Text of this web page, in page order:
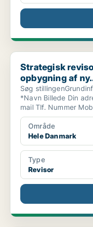
Strategisk revisor og
Strategisk
opbygning af
Søg
*Navn Billede Din adresse Adresse *Postnr *By *E-
mail
Område
Hele Danmark
Type
Revisor